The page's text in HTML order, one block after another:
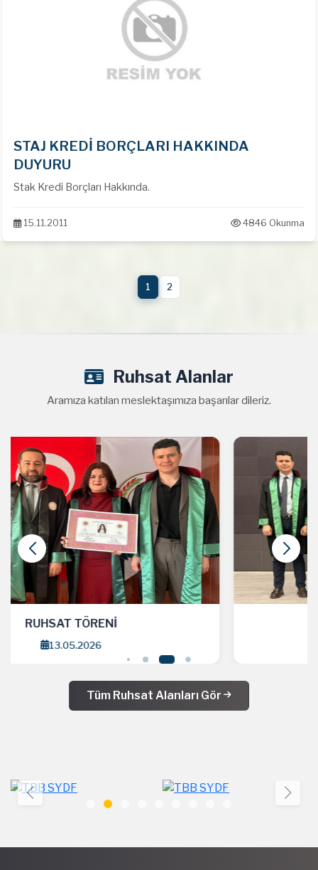
STAJ KREDİ BORÇLARI HAKKINDA
DUYURU
Stak Kredi Borçları Hakkında.
15.11.2011 4846 Okunma
1 2
Ruhsat Alanlar
Aramıza katılan meslektaşımıza başarılar dileriz.
RUHSAT TÖRENİ
Tüm Ruhsat Alanları Gör